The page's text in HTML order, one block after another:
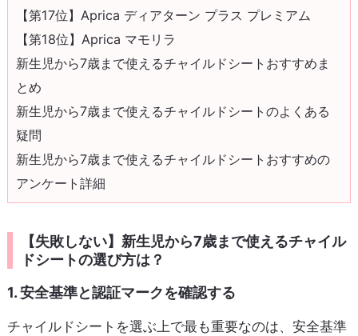
【第17位】Aprica ディアターン プラス プレミアム
【第18位】Aprica マモリラ
新生児から7歳まで使えるチャイルドシートおすすめま
とめ
新生児から7歳まで使えるチャイルドシートのよくある
疑問
新生児から7歳まで使えるチャイルドシートおすすめの
アンケート詳細
【失敗しない】新生児から7歳まで使えるチャイル
ドシートの選び方は？
1. 安全基準と認証マークを確認する
チャイルドシートを選ぶ上で最も重要なのは、安全基準